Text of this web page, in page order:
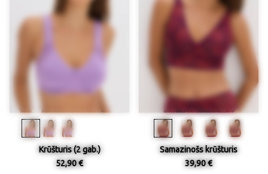
Krūšturis (2 gab.)
52,90 €
Samazinošs krūšturis
39,90 €